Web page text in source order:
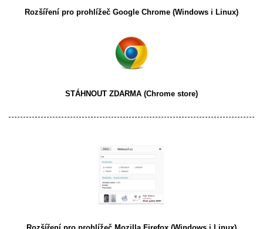
Rozšíření pro prohlížeč Google Chrome (Windows i Linux)
STÁHNOUT ZDARMA (Chrome store)